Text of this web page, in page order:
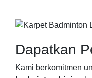
Dapatkan
Kami berkomitmen